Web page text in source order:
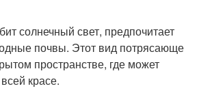
солнечный свет, предпочитает
почвы. Этот вид потрясающе
пространстве, где может
красе.